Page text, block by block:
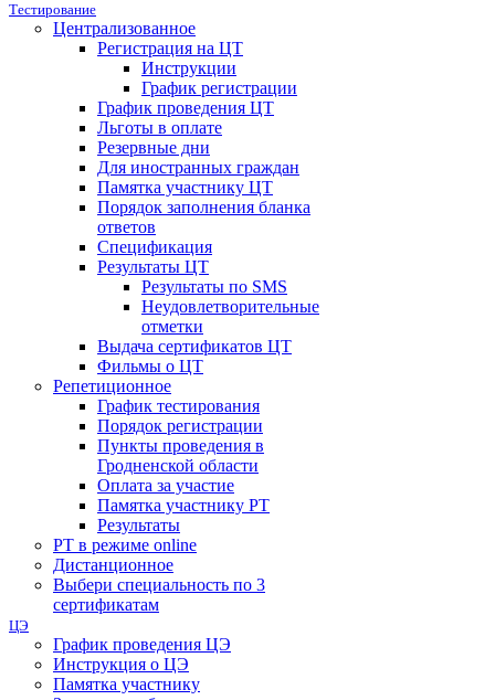
Тестирование
Централизованное
Регистрация на ЦТ
Инструкции
График регистрации
График проведения ЦТ
Льготы в оплате
Резервные дни
Для иностранных граждан
Памятка участнику ЦТ
Порядок заполнения бланка
ответов
Спецификация
Результаты ЦТ
Результаты по SMS
Неудовлетворительные
отметки
Выдача сертификатов ЦТ
Фильмы о ЦТ
Репетиционное
График тестирования
Порядок регистрации
Пункты проведения в
Гродненской области
Оплата за участие
Памятка участнику РТ
Результаты
РТ в режиме online
Дистанционное
Выбери специальность по 3
сертификатам
ЦЭ
График проведения ЦЭ
Инструкция о ЦЭ
Памятка участнику